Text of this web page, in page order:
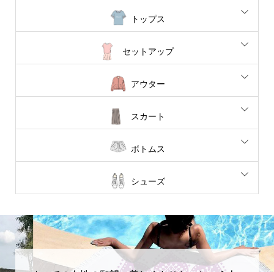
トップス
セットアップ
アウター
スカート
ボトムス
シューズ